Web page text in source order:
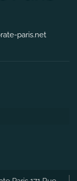
paris.net